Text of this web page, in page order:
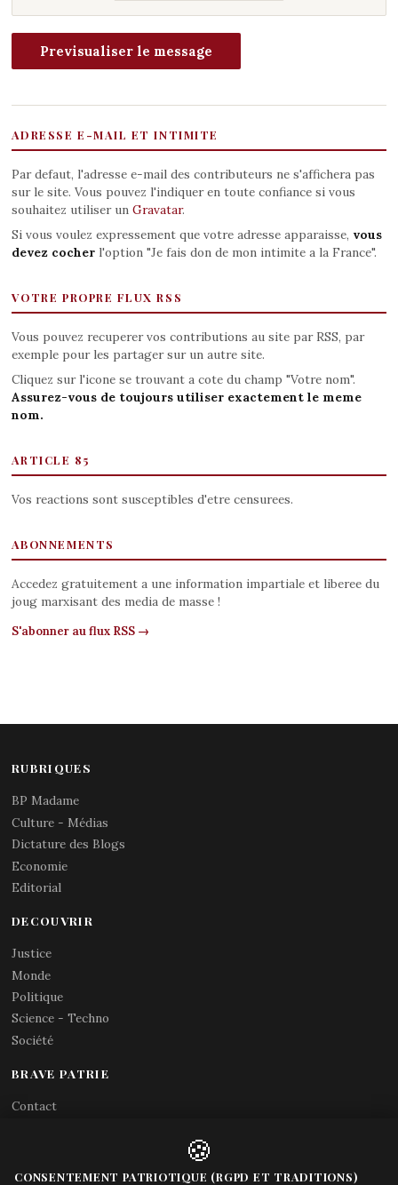
ADRESSE E-MAIL ET INTIMITE
Par defaut, l'adresse e-mail des contributeurs ne s'affichera pas
sur le site. Vous pouvez l'indiquer en toute confiance si vous
souhaitez utiliser un Gravatar.
Si vous voulez expressement que votre adresse apparaisse, vous
devez cocherl'option "Je fais don de mon intimite a la France".
VOTRE PROPRE FLUX RSS
Vous pouvez recuperer vos contributions au site par RSS, par
exemple pour les partager sur un autre site.
Cliquez sur l'icone se trouvant a cote du champ "Votre nom".
Assurez-vous de toujours utiliser exactement le meme
nom.
ARTICLE 85
Vos reactions sont susceptibles d'etre censurees.
ABONNEMENTS
Accedez gratuitement a une information impartiale et liberee du
joug marxisant des media de masse !
S'abonner au flux RSS →
RUBRIQUES
BP Madame
Culture - Médias
Dictature des Blogs
Economie
Editorial
DECOUVRIR
Justice
Monde
Politique
Science - Techno
Société
BRAVE PATRIE
Contact
Acces gouvernement
🍪
CONSENTEMENT PATRIOTIQUE (RGPD ET TRADITIONS)